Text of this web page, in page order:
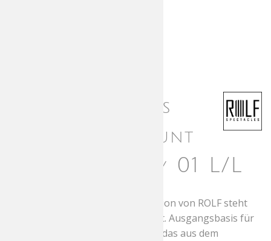
Rolf Spectacles
Substance Mount
Ossa blackgrey 01 L/L
Die neue substance Brillenkollektion von ROLF steht
ganz im Zeichen der Pflanzenkraft. Ausgangsbasis für
die neue Kollektion ist ein Pulver, das aus dem